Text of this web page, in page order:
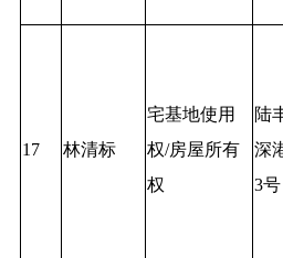
17 林清标
宅基地使用
权/房屋所有
权
陆
深
3号